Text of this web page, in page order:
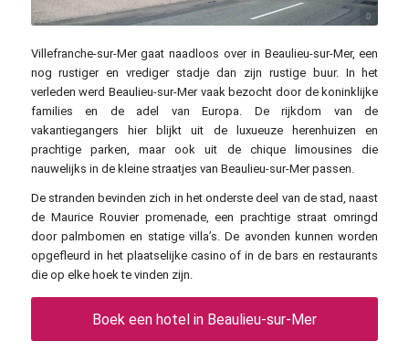
Tim Gage / commons.wikimedia.org / CC BY-SA 2.0
Villefranche-sur-Mer gaat naadloos over in Beaulieu-sur-Mer, een
nog rustiger en vrediger stadje dan zijn rustige buur. In het
verleden werd Beaulieu-sur-Mer vaak bezocht door de koninklijke
families en de adel van Europa. De rijkdom van de
vakantiegangers hier blijkt uit de luxueuze herenhuizen en
prachtige parken, maar ook uit de chique limousines die
nauwelijks in de kleine straatjes van Beaulieu-sur-Mer passen.
De stranden bevinden zich in het onderste deel van de stad, naast
de Maurice Rouvier promenade, een prachtige straat omringd
door palmbomen en statige villa’s. De avonden kunnen worden
opgefleurd in het plaatselijke casino of in de bars en restaurants
die op elke hoek te vinden zijn.
Boek een hotel in Beaulieu-sur-Mer